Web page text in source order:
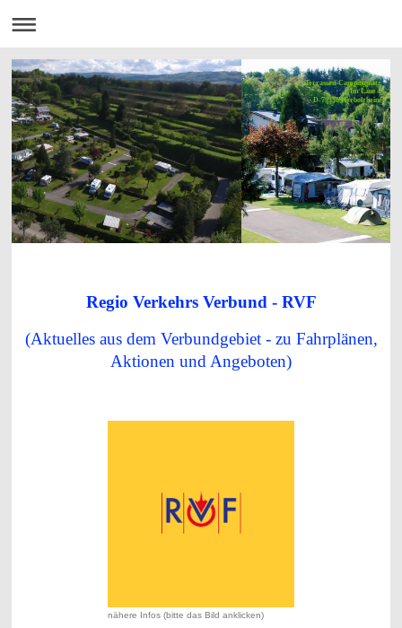
Terrassen-Campingplatz
Im Laue 1
D-79336 Herbolzheim
Regio Verkehrs Verbund - RVF
(Aktuelles aus dem Verbundgebiet - zu Fahrplänen,
Aktionen und Angeboten)
nähere Infos (bitte das Bild anklicken)